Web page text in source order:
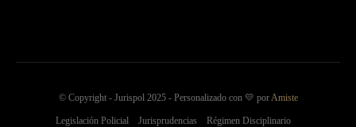
© Copyright - Jurispol 2025 - Personalizado con 💛 por Amiste
Legislación Policial Jurisprudencias Régimen Disciplinario